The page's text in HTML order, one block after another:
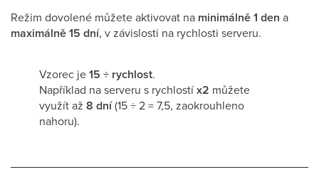
Režim dovolené můžete aktivovat na minimálně 1 den a
maximálně 15 dní, v závislosti na rychlosti serveru.
Vzorec je15 ÷ rychlost.
Například na serveru s rychlostíx2 můžete
využít až 8 dní(15 ÷ 2 = 7,5, zaokrouhleno
nahoru).